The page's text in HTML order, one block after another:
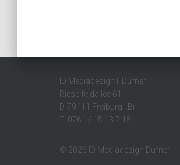
ID Mediadesign I. Dufner
Rieselfeldallee 61
D-79111 Freiburg i.Br.
T. 0761 / 15 13 7 15
© 2026 ID Mediadesign Dufner